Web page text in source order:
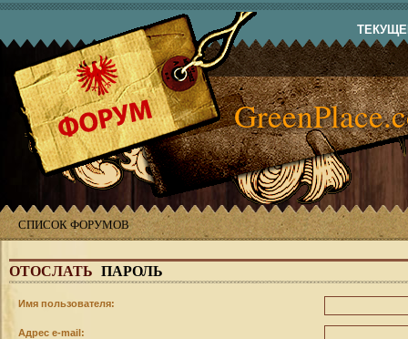
СПИСОК ФОРУМОВ
ОТОСЛАТЬ ПАРОЛЬ
Имя пользователя:
Адрес e-mail: